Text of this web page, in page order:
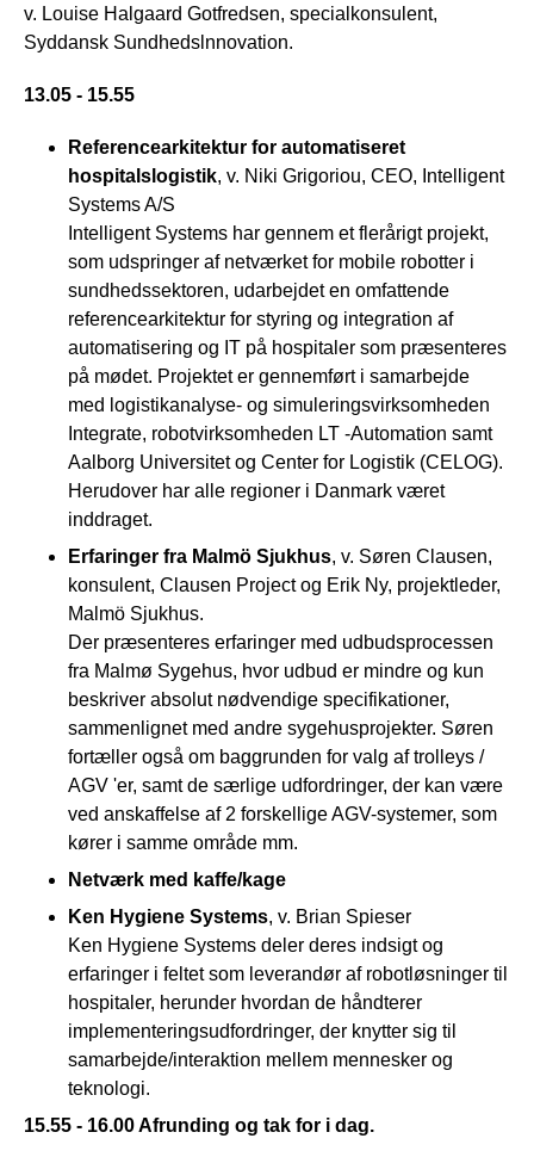
v. Louise Halgaard Gotfredsen, specialkonsulent,
Syddansk Sundhedslnnovation.
13.05 - 15.55
Referencearkitektur for automatiseret
hospitalslogistik, v. Niki Grigoriou, CEO, Intelligent
Systems A/S
Intelligent Systems har gennem et flerårigt projekt,
som udspringer af netværket for mobile robotter i
sundhedssektoren, udarbejdet en omfattende
referencearkitektur for styring og integration af
automatisering og IT på hospitaler som præsenteres
på mødet. Projektet er gennemført i samarbejde
med logistikanalyse- og simuleringsvirksomheden
Integrate, robotvirksomheden LT -Automation samt
Aalborg Universitet og Center for Logistik (CELOG).
Herudover har alle regioner i Danmark været
inddraget.
Erfaringer fra Malmö Sjukhus, v. Søren Clausen,
konsulent, Clausen Project og Erik Ny, projektleder,
Malmö Sjukhus.
Der præsenteres erfaringer med udbudsprocessen
fra Malmø Sygehus, hvor udbud er mindre og kun
beskriver absolut nødvendige specifikationer,
sammenlignet med andre sygehusprojekter. Søren
fortæller også om baggrunden for valg af trolleys /
AGV 'er, samt de særlige udfordringer, der kan være
ved anskaffelse af 2 forskellige AGV-systemer, som
kører i samme område mm.
Netværk med kaffe/kage
Ken Hygiene Systems, v. Brian Spieser
Ken Hygiene Systems deler deres indsigt og
erfaringer i feltet som leverandør af robotløsninger til
hospitaler, herunder hvordan de håndterer
implementeringsudfordringer, der knytter sig til
samarbejde/interaktion mellem mennesker og
teknologi.
15.55 - 16.00 Afrunding og tak for i dag.